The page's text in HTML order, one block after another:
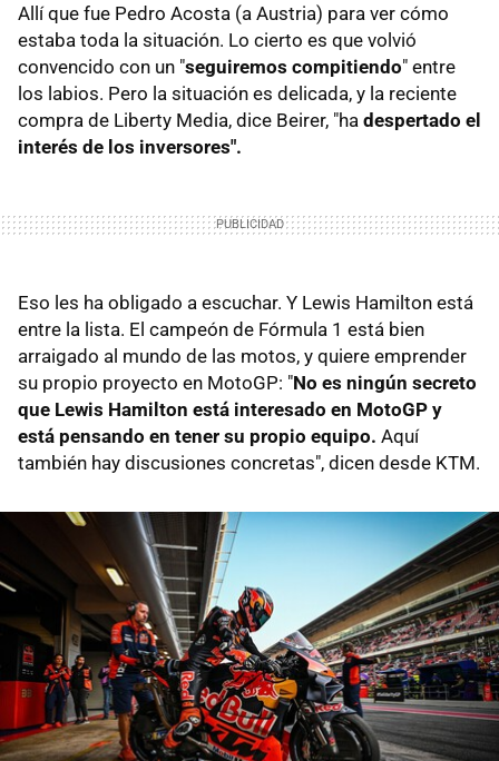
Allí que fue Pedro Acosta (a Austria) para ver cómo
estaba toda la situación. Lo cierto es que volvió
convencido con un "seguiremos compitiendo" entre
los labios. Pero la situación es delicada, y la reciente
compra de Liberty Media, dice Beirer, "ha despertado el
interés de los inversores".
Eso les ha obligado a escuchar. Y Lewis Hamilton está
entre la lista. El campeón de Fórmula 1 está bien
arraigado al mundo de las motos, y quiere emprender
su propio proyecto en MotoGP: "No es ningún secreto
que Lewis Hamilton está interesado en MotoGP y
está pensando en tener su propio equipo. Aquí
también hay discusiones concretas", dicen desde KTM.